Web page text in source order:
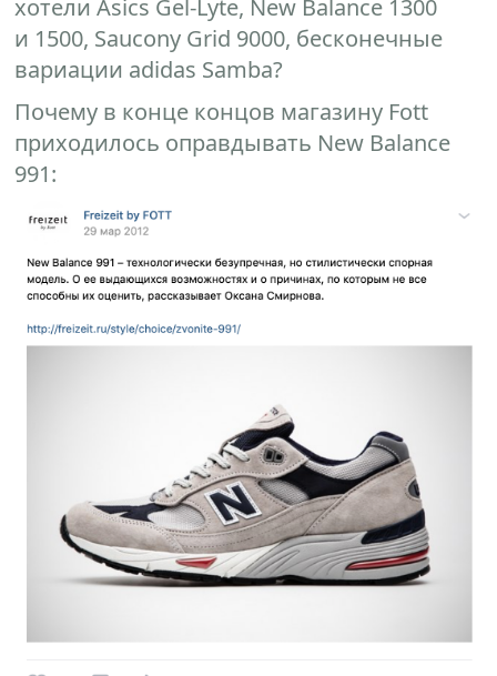
хотели Asics Gel-Lyte, New Balance 1300
и 1500, Saucony Grid 9000, бесконечные
вариации adidas Samba?
Почему в конце концов магазину Fott
приходилось оправдывать New Balance
991: